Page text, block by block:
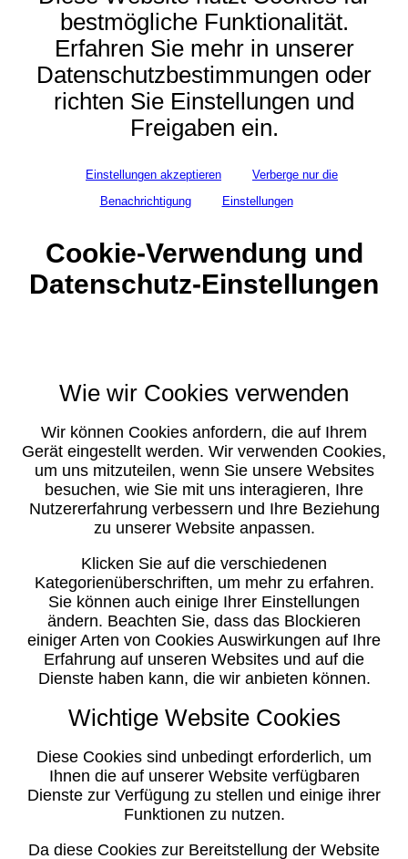
bestmögliche Funktionalität.
Erfahren Sie mehr in unserer
Datenschutzbestimmungen oder
richten Sie Einstellungen und
Freigaben ein.
Einstellungen akzeptieren
Verberge nur die
Benachrichtigung
Einstellungen
Cookie-Verwendung und
Datenschutz-Einstellungen
Wie wir Cookies verwenden
Wir können Cookies anfordern, die auf Ihrem
Gerät eingestellt werden. Wir verwenden Cookies,
um uns mitzuteilen, wenn Sie unsere Websites
besuchen, wie Sie mit uns interagieren, Ihre
Nutzererfahrung verbessern und Ihre Beziehung
zu unserer Website anpassen.
Klicken Sie auf die verschiedenen
Kategorienüberschriften, um mehr zu erfahren.
Sie können auch einige Ihrer Einstellungen
ändern. Beachten Sie, dass das Blockieren
einiger Arten von Cookies Auswirkungen auf Ihre
Erfahrung auf unseren Websites und auf die
Dienste haben kann, die wir anbieten können.
Wichtige Website Cookies
Diese Cookies sind unbedingt erforderlich, um
Ihnen die auf unserer Website verfügbaren
Dienste zur Verfügung zu stellen und einige ihrer
Funktionen zu nutzen.
Da diese Cookies zur Bereitstellung der Website